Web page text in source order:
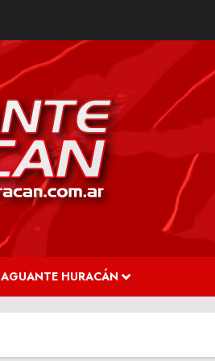
AGUANTE HURACÁN